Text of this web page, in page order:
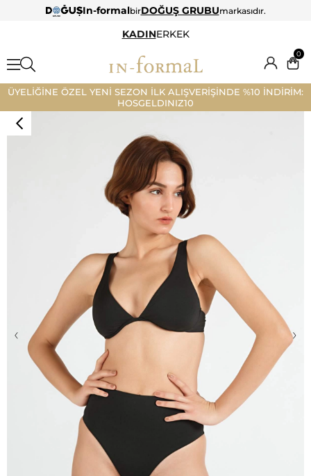
In-formalbirDOĞUŞ GRUBUmarkasıdır.
KADINERKEK
0
ÜYELİĞİNE ÖZEL YENİ SEZON İLK ALIŞVERİŞİNDE %10 İNDİRİM:
HOSGELDINIZ10
‹ ›